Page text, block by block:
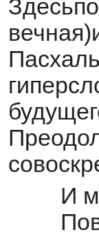
И